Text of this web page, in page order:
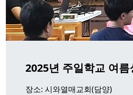
2025년 주일학교 여
장소: 시와열매교회(담양)